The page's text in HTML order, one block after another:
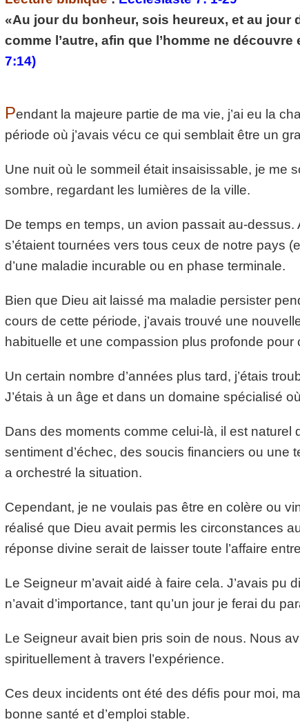
volume.
http://www.lafoiapostolique.org/wp-
06/Es-tu-lasse-rempli-de-tritesse.mp3
«Au jour du bonheur, sois heureux, et au jour
comme l’autre, afin que l’homme ne
7:14)
Pendant la majeure partie de ma vie, j’ai eu la
période où j’avais vécu ce qui semblait être un
Une nuit où le sommeil était insaisissable, je me
sombre, regardant les lumières de la ville.
De temps en temps, un avion passait au-
s’étaient tournées vers tous ceux de notre pays
d’une maladie incurable ou en phase terminale.
Bien que Dieu ait laissé ma maladie persister
cours de cette période, j’avais trouvé une
habituelle et une compassion plus profonde pour
Un certain nombre d’années plus tard, j’étais
J’étais à un âge et dans un domaine spécialisé
Dans des moments comme celui-là, il est naturel
sentiment d’échec, des soucis financiers ou une
a orchestré la situation.
Cependant, je ne voulais pas être en colère ou
réalisé que Dieu avait permis les circonstances
réponse divine serait de laisser toute l’affaire
Le Seigneur m’avait aidé à faire cela. J’avais
n’avait d’importance, tant qu’un jour je ferai du
Le Seigneur avait bien pris soin de nous. Nous
spirituellement à travers l’expérience.
Ces deux incidents ont été des défis pour moi,
bonne santé et d’emploi stable.